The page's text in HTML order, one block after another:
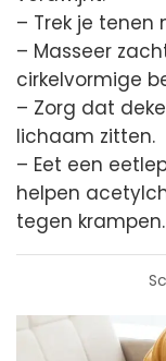
– Trek je tenen
– Masseer
cirkelvormige
– Zorg dat
lichaam zitten.
– Eet een
helpen
tegen krampen.